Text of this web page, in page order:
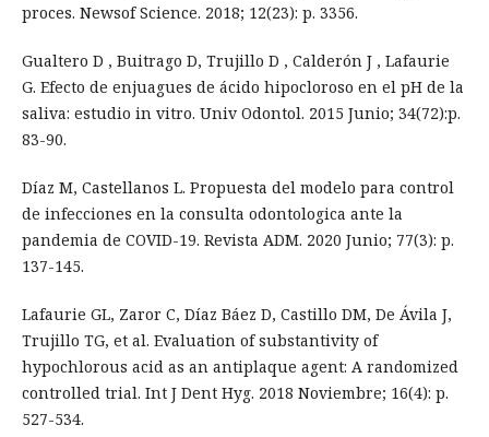
proces. Newsof Science. 2018; 12(23): p. 3356.
Gualtero D , Buitrago D, Trujillo D , Calderón J , Lafaurie
G. Efecto de enjuagues de ácido hipocloroso en el pH de la
saliva: estudio in vitro. Univ Odontol. 2015 Junio; 34(72):p.
83-90.
Díaz M, Castellanos L. Propuesta del modelo para control
de infecciones en la consulta odontologica ante la
pandemia de COVID-19. Revista ADM. 2020 Junio; 77(3): p.
137-145.
Lafaurie GL, Zaror C, Díaz Báez D, Castillo DM, De Ávila J,
Trujillo TG, et al. Evaluation of substantivity of
hypochlorous acid as an antiplaque agent: A randomized
controlled trial. Int J Dent Hyg. 2018 Noviembre; 16(4): p.
527-534.